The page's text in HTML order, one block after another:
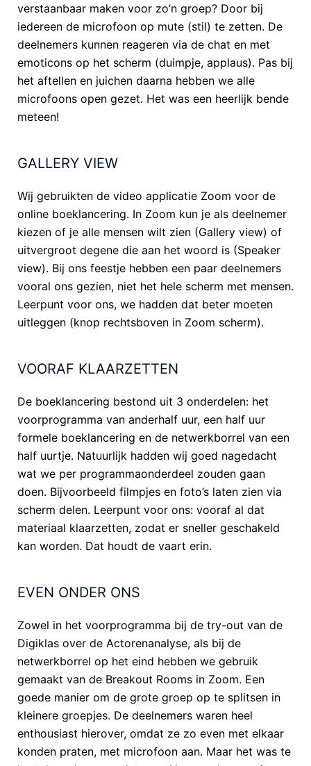
verstaanbaar maken voor zo’n groep? Door bij
iedereen de microfoon op mute (stil) te zetten. De
deelnemers kunnen reageren via de chat en met
emoticons op het scherm (duimpje, applaus). Pas bij
het aftellen en juichen daarna hebben we alle
microfoons open gezet. Het was een heerlijk bende
meteen!
GALLERY VIEW
Wij gebruikten de video applicatie Zoom voor de
online boeklancering. In Zoom kun je als deelnemer
kiezen of je alle mensen wilt zien (Gallery view) of
uitvergroot degene die aan het woord is (Speaker
view). Bij ons feestje hebben een paar deelnemers
vooral ons gezien, niet het hele scherm met mensen.
Leerpunt voor ons, we hadden dat beter moeten
uitleggen (knop rechtsboven in Zoom scherm).
VOORAF KLAARZETTEN
De boeklancering bestond uit 3 onderdelen: het
voorprogramma van anderhalf uur, een half uur
formele boeklancering en de netwerkborrel van een
half uurtje. Natuurlijk hadden wij goed nagedacht
wat we per programmaonderdeel zouden gaan
doen. Bijvoorbeeld filmpjes en foto’s laten zien via
scherm delen. Leerpunt voor ons: vooraf al dat
materiaal klaarzetten, zodat er sneller geschakeld
kan worden. Dat houdt de vaart erin.
EVEN ONDER ONS
Zowel in het voorprogramma bij de try-out van de
Digiklas over de Actorenanalyse, als bij de
netwerkborrel op het eind hebben we gebruik
gemaakt van de Breakout Rooms in Zoom. Een
goede manier om de grote groep op te splitsen in
kleinere groepjes. De deelnemers waren heel
enthousiast hierover, omdat ze zo even met elkaar
konden praten, met microfoon aan. Maar het was te